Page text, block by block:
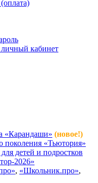
личный кабинет
«Карандаши» (новое!)
поколения «Тьютория»
детей и подростков
2026»
, «Школьник.про»,